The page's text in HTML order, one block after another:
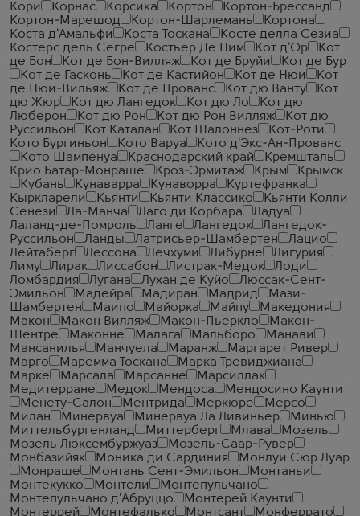
Кори
Корнас Корсика Кортон
Кортон-Брессанд
Кортон-Марешод
Кортон-Шарлемань
Кортона
Коста д'Амальфи
Коста Тоскана
Косте делла Сезиа
Костерс дель Сегре
Костьер Де Ним Кот д'Ор
Кот
де Бон
Кот де Бон-Вилляж Кот де Бруйи
Кот де Бур
Кот де Гасконь
Кот де Кастийон Кот де Нюи
Кот
де Нюи-Вильяж
Кот де Прованс Кот дю Ванту
Кот
дю Жюр
Кот дю Лангедок Кот дю Ло
Кот дю
Люберон
Кот дю Рон Кот дю Рон Вилляж
Кот дю
Руссильон
Кот Каталан Кот Шалоннез
Кот-Роти
Кото Бургиньон
Кото Варуа
Кото д'Экс-Ан-Прованс
Кото Шампенуа
Краснодарский край
Кремшталь
Крио Батар-Монраше
Кроз-Эрмитаж Крым
Крымск
Кубань
Кунаварра Кунаворра
Куртефранка
Кыркларели
Кьянти Кьянти Классико
Кьянти Колли
Сенези
Ла-Манча Лаго ди Корбара
Ладуа
Лаланд-де-Помроль
Ланге Лангедок
Лангедок-
Руссильон
Ланды Латрисьер-Шамбертен
Лацио
Лейтаберг
Лессона Лечхуми Либурне
Лигурия
Лиму
Лирак Лиссабон Листрак-Медок
Лоди
Ломбардия
Лугана Лухан де Куйо
Люссак-Сент-
Эмильон
Мадейра Мадиран Мадрид
Мази-
Шамбертен
Маипо Майорка Майпу
Македония
Макон
Макон Вилляж Макон-Пьеркло
Макон-
Шентре
Маконне Малага Мальборо
Манави
Мансанилья
Манчуела Маранж
Маргарет Ривер
Марго
Маремма Тоскана
Марка Тревиджиана
Марке
Марсала Марсанне
Марсиллак
Медитерране
Медок Мендоса
Мендосино Каунти
Менету-Салон
Ментрида Меркюре
Мерсо
Милан
Минервуа Минервуа Ла Ливиньер
Минью
Миттельбургенланд
Миттерберг Млава
Мозель
Мозель Люксембуржуаз
Мозель-Саар-Рувер
Монбазийяк
Моника ди Сардиния
Монлуи Сюр Луар
Монраше
Монтань Сент-Эмильон
Монтаньи
Монтекукко
Монтели
Монтепульчано
Монтепульчано д'Абруццо
Монтерей Каунти
Монтеррей
Монтефалько Монтсант Монферрато